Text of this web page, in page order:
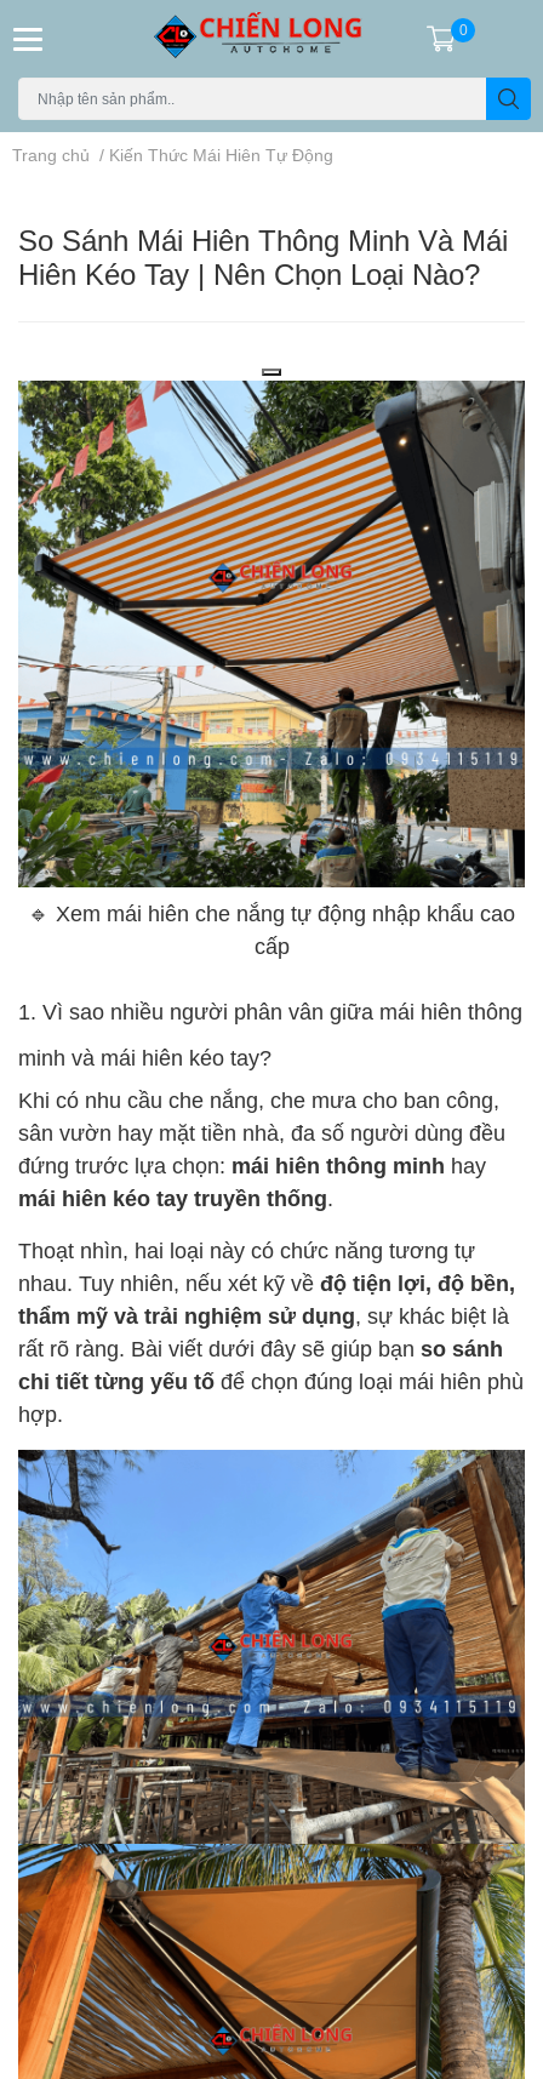
0
Trang chủ / Kiến Thức Mái Hiên Tự Động
So Sánh Mái Hiên Thông Minh Và Mái
Hiên Kéo Tay | Nên Chọn Loại Nào?
🔹 Xem mái hiên che nắng tự động nhập khẩu cao
cấp
1. Vì sao nhiều người phân vân giữa mái hiên thông
minh và mái hiên kéo tay?
Khi có nhu cầu che nắng, che mưa cho ban công,
sân vườn hay mặt tiền nhà, đa số người dùng đều
đứng trước lựa chọn: mái hiên thông minh hay
mái hiên kéo tay truyền thống.
Thoạt nhìn, hai loại này có chức năng tương tự
nhau. Tuy nhiên, nếu xét kỹ về độ tiện lợi, độ bền,
thẩm mỹ và trải nghiệm sử dụng, sự khác biệt là
rất rõ ràng. Bài viết dưới đây sẽ giúp bạn so sánh
chi tiết từng yếu tố để chọn đúng loại mái hiên phù
hợp.